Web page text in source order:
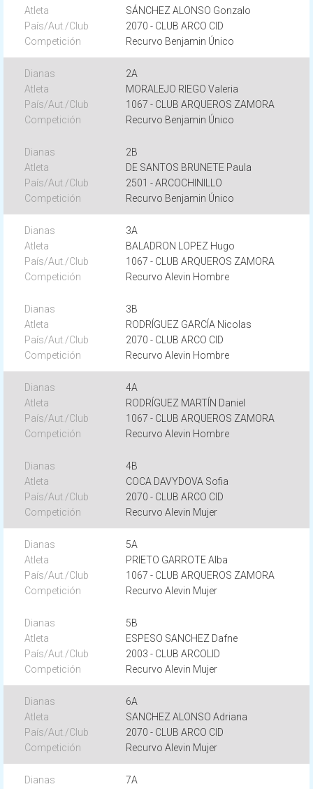
SÁNCHEZ ALONSO Gonzalo
2070 - CLUB ARCO CID
Recurvo Benjamin Único
2A
MORALEJO RIEGO Valeria
1067 - CLUB ARQUEROS ZAMORA
Recurvo Benjamin Único
2B
DE SANTOS BRUNETE Paula
2501 - ARCOCHINILLO
Recurvo Benjamin Único
3A
BALADRON LOPEZ Hugo
1067 - CLUB ARQUEROS ZAMORA
Recurvo Alevin Hombre
3B
RODRÍGUEZ GARCÍA Nicolas
2070 - CLUB ARCO CID
Recurvo Alevin Hombre
4A
RODRÍGUEZ MARTÍN Daniel
1067 - CLUB ARQUEROS ZAMORA
Recurvo Alevin Hombre
4B
COCA DAVYDOVA Sofia
2070 - CLUB ARCO CID
Recurvo Alevin Mujer
5A
PRIETO GARROTE Alba
1067 - CLUB ARQUEROS ZAMORA
Recurvo Alevin Mujer
5B
ESPESO SANCHEZ Dafne
2003 - CLUB ARCOLID
Recurvo Alevin Mujer
6A
SANCHEZ ALONSO Adriana
2070 - CLUB ARCO CID
Recurvo Alevin Mujer
7A